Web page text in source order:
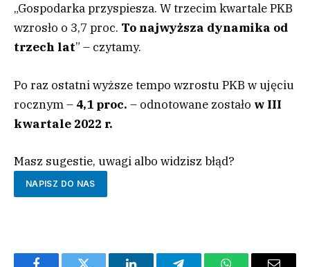
„Gospodarka przyspiesza. W trzecim kwartale PKB
wzrosło o 3,7 proc. To najwyższa dynamika od
trzech lat” – czytamy.
Po raz ostatni wyższe tempo wzrostu PKB w ujęciu
rocznym – 4,1 proc. – odnotowane zostało w III
kwartale 2022 r.
Masz sugestie, uwagi albo widzisz błąd?
NAPISZ DO NAS